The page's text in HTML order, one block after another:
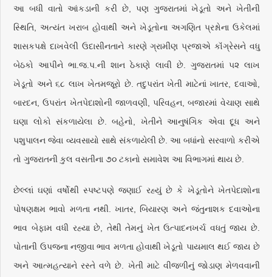
આ બધી વાતો આંકડાની કરી છે, પણ ગુજરાતમાં ખેડૂતો અને ખેતીની
સ્થિતિ, અત્યંત ખરાબ હોવાથી અને ખેડૂતોના અગણિત પ્રશ્નોના ઉકેલમાં
શાસકપક્ષે દાખવેલી ઉદાસીનતાને કારણે ગ્રામીણ પ્રજાએ કૉંગ્રેસને વધુ
બેઠકો આપીને ભા.જ.પ.ની શાન ઠેકાણે લાવી છે. ગુજરાતમાં ૫૨ લાખ
ખેડૂતો અને ૬૮ લાખ ખેતમજૂરો છે. તદુપરાંત ખેતી માટેનાં ખાતર, દવાઓ,
બારદન, ઉપરાંત ખેતપેદાશોની જાળવણી, પરિવહન, બજારમાં વેચાણ સાથે
ઘણા લોકો સંકળાયેલા છે. બહેનો, ખેતીને આનુષંગિક એવા દૂધ અને
પશુપાલન જેવા વ્યવસાયો સાથે સંકળાયેલી છે. આ બધાંનો સરવાળો કરીએ
તો ગુજરાતની કુલ વસતીના ૭૦ ટકાનો સમાવેશ આ વિભાગમાં થાય છે.
છેલ્લાં ઘણાં વર્ષોથી સ્પષ્ટપણે જણાઈ રહ્યું છે કે ખેડૂતોને ખેતપેદાશોના
પોષણક્ષમ ભાવો મળતા નથી. ખાતર, બિયારણ અને જંતુનાશક દવાઓના
ભાવ બેફામ વધી રહ્યા છે, તેથી તેમનું ખેત ઉત્પાદનખર્ચ વધતું જાય છે.
પોતાની ઉપજના નજીવા ભાવ મળતા હોવાથી ખેડૂતો પાયમાલ થઈ જાય છે
અને આત્મહત્યાને રસ્તે વળે છે. ખેતી માટે વીજળીનું જોડાણ મેળવવાની